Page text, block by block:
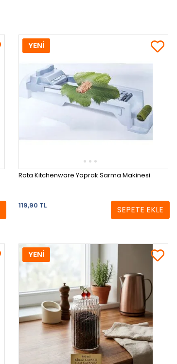
Rota Kitchenware Yaprak Sarma Makinesi
119,90 TL SEPETE EKLE
YENİ
YENİ